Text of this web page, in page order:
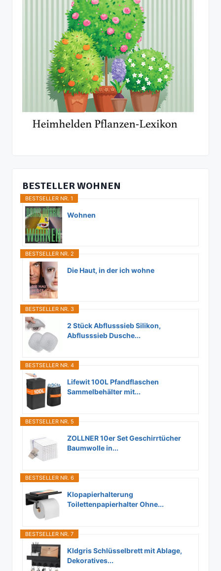
BESTELLER WOHNEN
BESTSELLER NR. 1
Wohnen
BESTSELLER NR. 2
Die Haut, in der ich wohne
BESTSELLER NR. 3
2 Stück Abflusssieb Silikon,
Abflusssieb Dusche...
BESTSELLER NR. 4
Lifewit 100L Pfandflaschen
Sammelbehälter mit...
BESTSELLER NR. 5
ZOLLNER 10er Set Geschirrtücher
Baumwolle in...
BESTSELLER NR. 6
Klopapierhalterung
Toilettenpapierhalter Ohne...
BESTSELLER NR. 7
Kldgris Schlüsselbrett mit Ablage,
Dekoratives...